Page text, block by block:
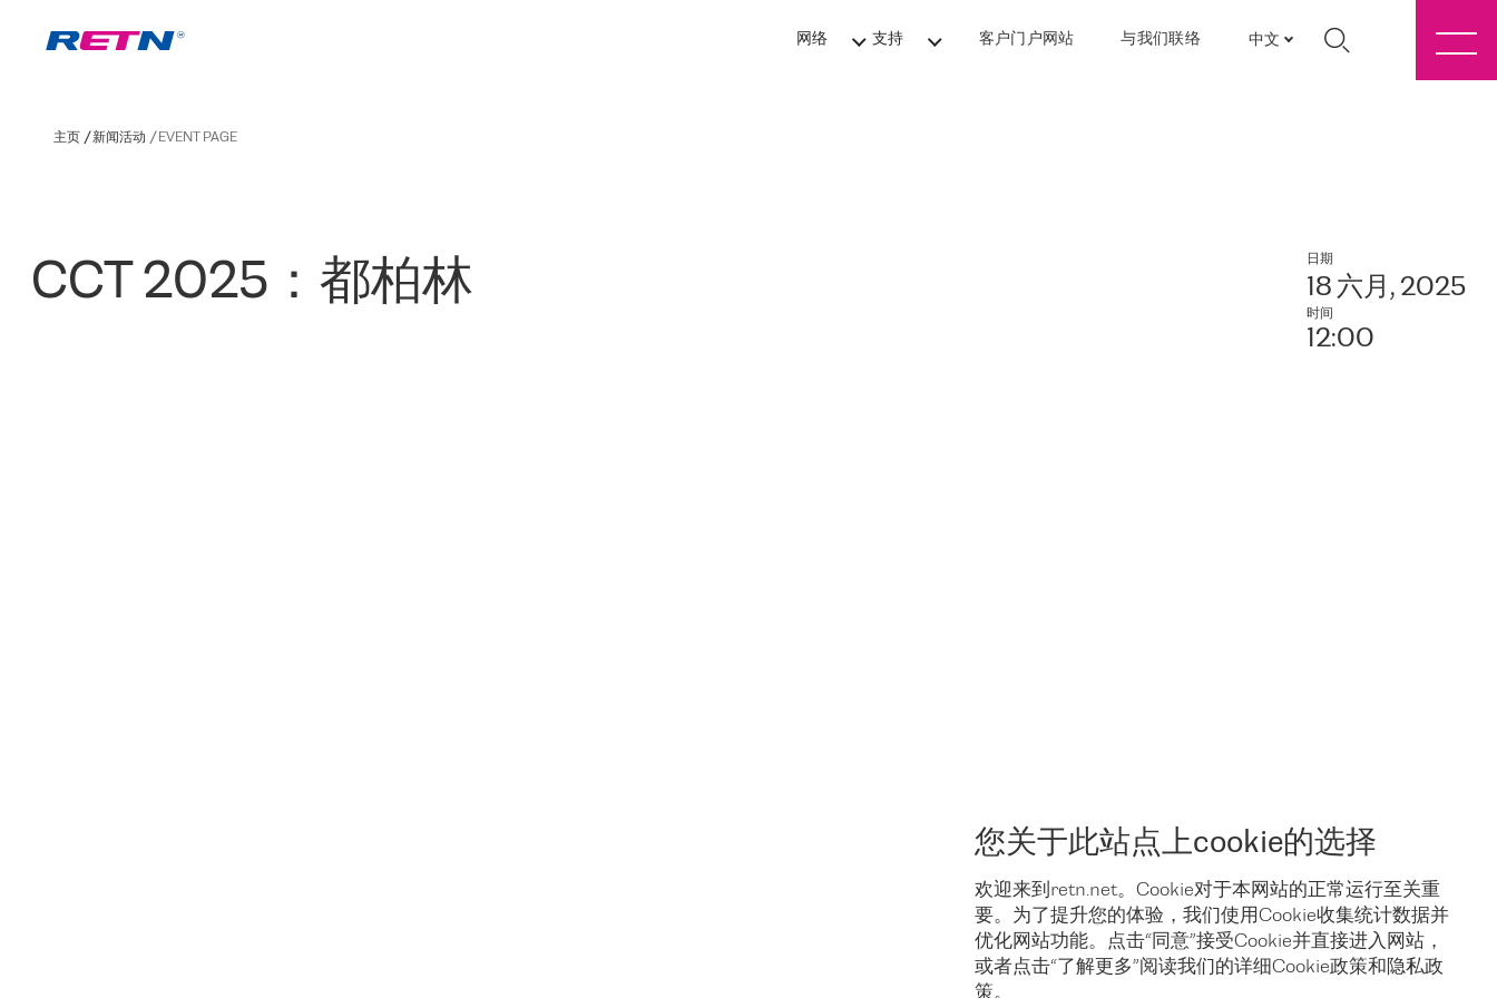
网络 支持 客户门户网站 与我们联络 中文
您关于此站点上cookie的选择
欢迎来到retn.net。Cookie对于本网站的正常运行至关重
要。为了提升您的体验，我们使用Cookie收集统计数据并
优化网站功能。点击“同意”接受Cookie并直接进入网站，
或者点击“了解更多”阅读我们的详细Cookie政策和隐私政
策。
主页 新闻活动 EVENT PAGE
CCT 2025：都柏林
日期
18 六月, 2025
时间
12:00
与我们联络